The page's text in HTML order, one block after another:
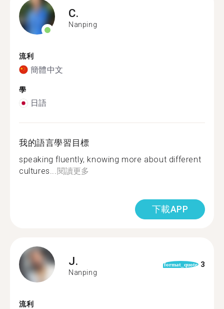
C.
Nanping
流利
簡體中文
學
日語
我的語言學習目標
speaking fluently, knowing more about different
cultures...閱讀更多
下載APP
J.
Nanping
format_quote 3
流利